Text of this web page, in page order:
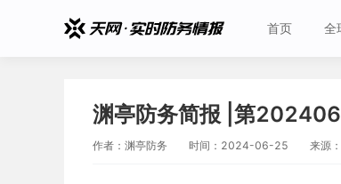
首页 全
渊亭防务简报 |第
作者： 渊亭防务 时间： 2024-06-25 来源：